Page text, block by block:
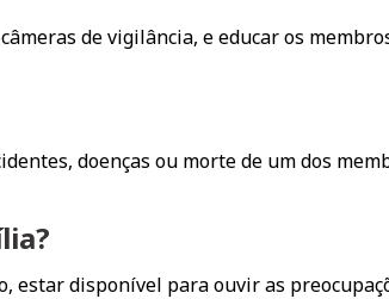
de vigilância, e educar os
doenças ou morte de um dos
disponível para ouvir as